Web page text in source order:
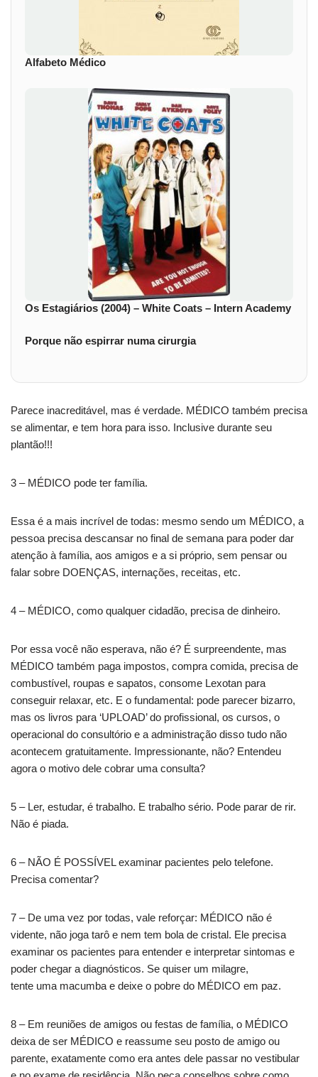
Alfabeto Médico
Os Estagiários (2004) – White Coats – Intern Academy
Porque não espirrar numa cirurgia
Parece inacreditável, mas é verdade. MÉDICO também precisa
se alimentar, e tem hora para isso. Inclusive durante seu
plantão!!!
3 – MÉDICO pode ter família.
Essa é a mais incrível de todas: mesmo sendo um MÉDICO, a
pessoa precisa descansar no final de semana para poder dar
atenção à família, aos amigos e a si próprio, sem pensar ou
falar sobre DOENÇAS, internações, receitas, etc.
4 – MÉDICO, como qualquer cidadão, precisa de dinheiro.
Por essa você não esperava, não é? É surpreendente, mas
MÉDICO também paga impostos, compra comida, precisa de
combustível, roupas e sapatos, consome Lexotan para
conseguir relaxar, etc. E o fundamental: pode parecer bizarro,
mas os livros para ‘UPLOAD’ do profissional, os cursos, o
operacional do consultório e a administração disso tudo não
acontecem gratuitamente. Impressionante, não? Entendeu
agora o motivo dele cobrar uma consulta?
5 – Ler, estudar, é trabalho. E trabalho sério. Pode parar de rir.
Não é piada.
6 – NÃO É POSSÍVEL examinar pacientes pelo telefone.
Precisa comentar?
7 – De uma vez por todas, vale reforçar: MÉDICO não é
vidente, não joga tarô e nem tem bola de cristal. Ele precisa
examinar os pacientes para entender e interpretar sintomas e
poder chegar a diagnósticos. Se quiser um milagre,
tente uma macumba e deixe o pobre do MÉDICO em paz.
8 – Em reuniões de amigos ou festas de família, o MÉDICO
deixa de ser MÉDICO e reassume seu posto de amigo ou
parente, exatamente como era antes dele passar no vestibular